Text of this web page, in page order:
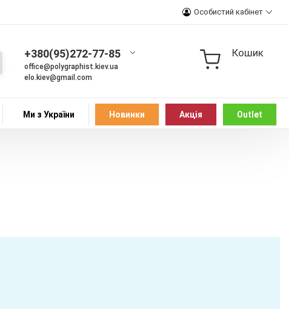
Особистий кабінет
+380(95)272-77-85
office@polygraphist.kiev.ua
elo.kiev@gmail.com
Кошик
Ми з України Новинки Акція Outlet